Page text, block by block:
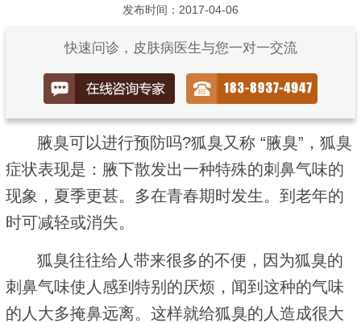
发布时间：2017-04-06
快速问诊，皮肤病医生与您一对一交流
腋臭可以进行预防吗?狐臭又称 “腋臭”，狐臭
症状表现是：腋下散发出一种特殊的刺鼻气味的
现象，夏季更甚。多在青春期时发生。到老年的
时可减轻或消失。
狐臭往往给人带来很多的不便，因为狐臭的
刺鼻气味使人感到特别的厌烦，闻到这种的气味
的人大多掩鼻远离。这样就给狐臭的人造成很大